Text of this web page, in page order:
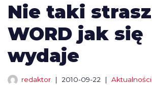
Nie taki
WORD jak się
wydaje
redaktor 2010-09-22 Aktualności